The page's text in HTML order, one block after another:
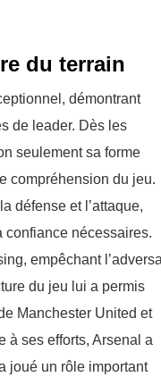
du terrain
démontrant
de leader. Dès les
seulement sa forme
compréhension du jeu.
défense et l’attaque,
confiance nécessaires.
empêchant
du jeu lui a permis
Manchester United et
à ses efforts, Arsenal a
joué un rôle important